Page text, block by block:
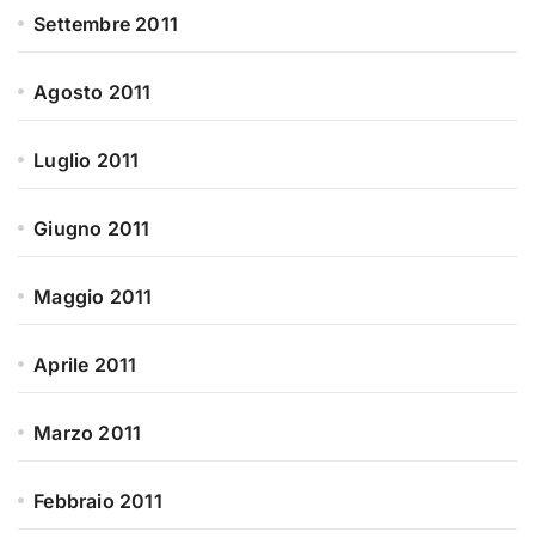
Settembre 2011
Agosto 2011
Luglio 2011
Giugno 2011
Maggio 2011
Aprile 2011
Marzo 2011
Febbraio 2011